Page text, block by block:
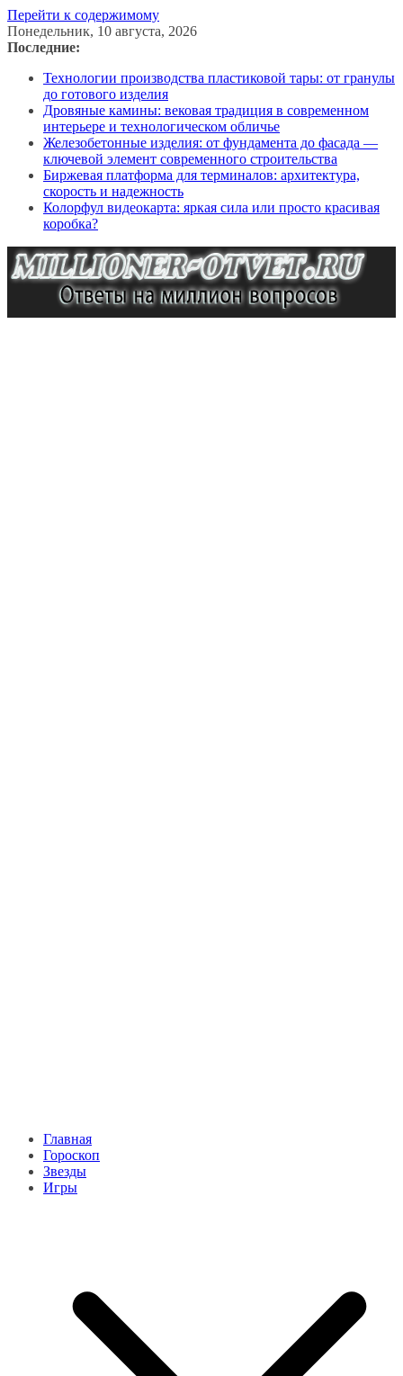
Перейти к содержимому
Понедельник, 10 августа, 2026
Последние:
Технологии производства пластиковой тары: от гранулы
до готового изделия
Дровяные камины: вековая традиция в современном
интерьере и технологическом обличье
Железобетонные изделия: от фундамента до фасада —
ключевой элемент современного строительства
Биржевая платформа для терминалов: архитектура,
скорость и надежность
Колорфул видеокарта: яркая сила или просто красивая
коробка?
Главная
Гороскоп
Звезды
Игры